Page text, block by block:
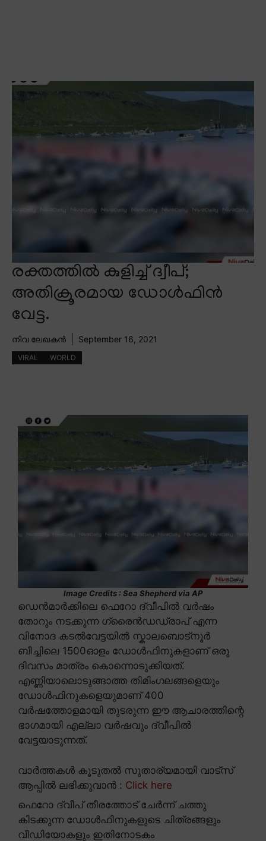
രക്തത്തിൽ കുളിച്ച് ദ്വീപ്;
അതിക്രൂരമായ ഡോൾഫിൻ
വേട്ട.
നിവ ലേഖകൻ September 16, 2021
VIRAL WORLD
Image Credits : Sea Shepherd via AP
ഡെൻമാർക്കിലെ ഫെറോ ദ്വീപിൽ വർഷം
തോറും നടക്കുന്ന ഗ്രൈൻഡഡ്രാപ് എന്ന
വിനോദ കടൽവേട്ടയിൽ സ്കാലബൊട്നൂർ
ബീച്ചിലെ 1500ഓളം ഡോൾഫിനുകളാണ് ഒരു
ദിവസം മാത്രം കൊന്നൊടുക്കിയത്.
എണ്ണിയാലൊടുങ്ങാത്ത തിമിംഗലങ്ങളെയും
ഡോൾഫിനുകളെയുമാണ് 400
വർഷത്തോളമായി തുടരുന്ന ഈ ആചാരത്തിന്റെ
ഭാഗമായി എല്ലാ വർഷവും ദ്വീപിൽ
വേട്ടയാടുന്നത്.
വാർത്തകൾ കൂടുതൽ സുതാര്യമായി വാട്സ്
ആപ്പിൽ ലഭിക്കുവാൻ : Click here
ഫെറോ ദ്വീപ് തീരത്തോട് ചേർന്ന് ചത്തു
കിടക്കുന്ന ഡോൾഫിനുകളുടെ ചിത്രങ്ങളും
വീഡിയോകളും ഇതിനോടകം